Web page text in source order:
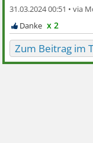
31.03.2024 00:51 •
x 2
Zum Beitrag im